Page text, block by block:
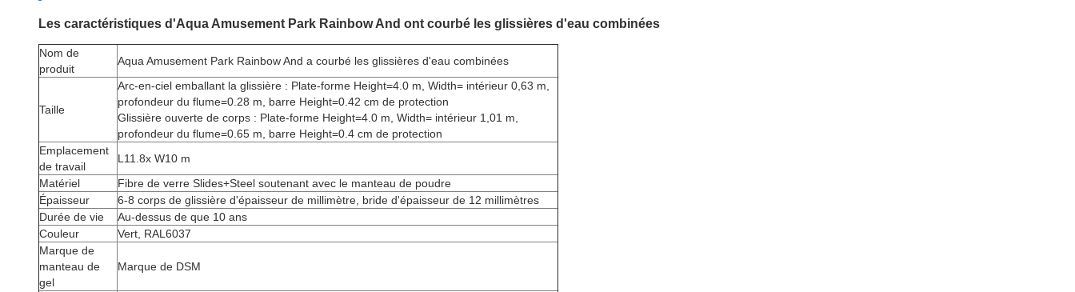
Les caractéristiques d'Aqua Amusement Park Rainbow And ont courbé les glissières d'eau combinées
Nom de
produit
Aqua Amusement Park Rainbow And a courbé les glissières d'eau combinées
Taille
Arc-en-ciel emballant la glissière : Plate-forme Height=4.0 m, Width= intérieur 0,63 m,
profondeur du flume=0.28 m, barre Height=0.42 cm de protection
Glissière ouverte de corps : Plate-forme Height=4.0 m, Width= intérieur 1,01 m,
profondeur du flume=0.65 m, barre Height=0.4 cm de protection
Emplacement
de travail
L11.8x W10 m
Matériel
Fibre de verre Slides+Steel soutenant avec le manteau de poudre
Épaisseur
6-8 corps de glissière d'épaisseur de millimètre, bride d'épaisseur de 12 millimètres
Durée de vie
Au-dessus de que 10 ans
Couleur
Vert, RAL6037
Marque de
manteau de
gel
Marque de DSM